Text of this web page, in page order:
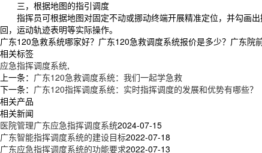
三，根据地图的指引调度
指挥员可根据地图对固定不动或挪动终端开展精准定位，并勾画出
回，运动轨迹表明等实际操作。
广东120急救系统哪家好？广东120急救调度系统报价是多少？广东
相关标签
应急指挥调度系统,
上一条： 广东120急救调度系统：我们一起学急救
下一条： 广东120指挥调度系统：实时指挥调度的发展和优势有哪些？
相关产品
相关新闻
医院管理广东应急指挥调度系统2024-07-15
广东智能指挥调度系统的建设目标2022-07-18
广东应急指挥调度系统的功能要求2022-07-13